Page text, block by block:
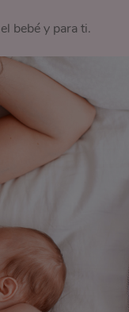
bebé y para ti.